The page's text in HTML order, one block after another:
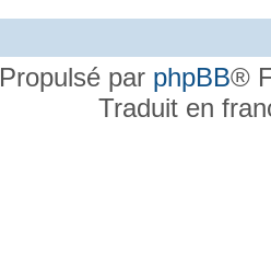
Propulsé par phpBB®
Traduit en